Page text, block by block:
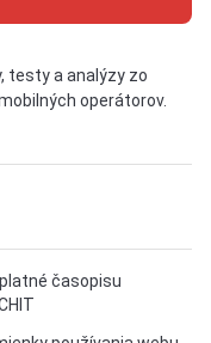
testy a analýzy zo
operátorov.
časopisu